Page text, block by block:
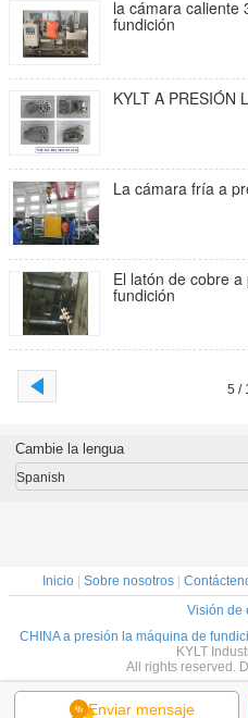
la cámara caliente
fundición
KYLT A PRESIÓN
La cámara fría a
El latón de cobre
fundición
5 /
Enviar mensaje
Cambie la lengua
Spanish
Inicio| Sobre nosotros|
Visión de
CHINA a presión la máquina de
KYLT
All rights reserved.